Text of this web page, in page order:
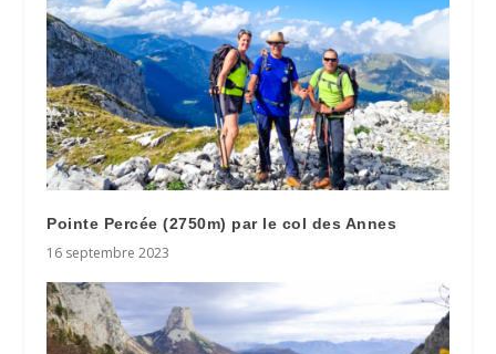
Pointe Percée (2750m) par le col des Annes
16 septembre 2023